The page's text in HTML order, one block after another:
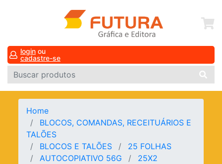
login ou
cadastre-se
Home
BLOCOS, COMANDAS, RECEITUÁRIOS E
TALÕES
BLOCOS E TALÕES
25 FOLHAS
AUTOCOPIATIVO 56G
25X2